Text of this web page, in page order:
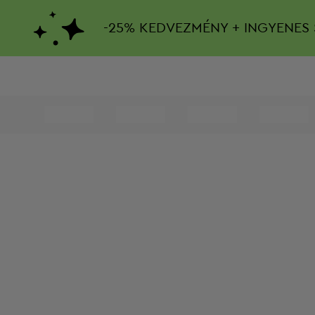
-25% KEDVEZMÉNY + INGYENES